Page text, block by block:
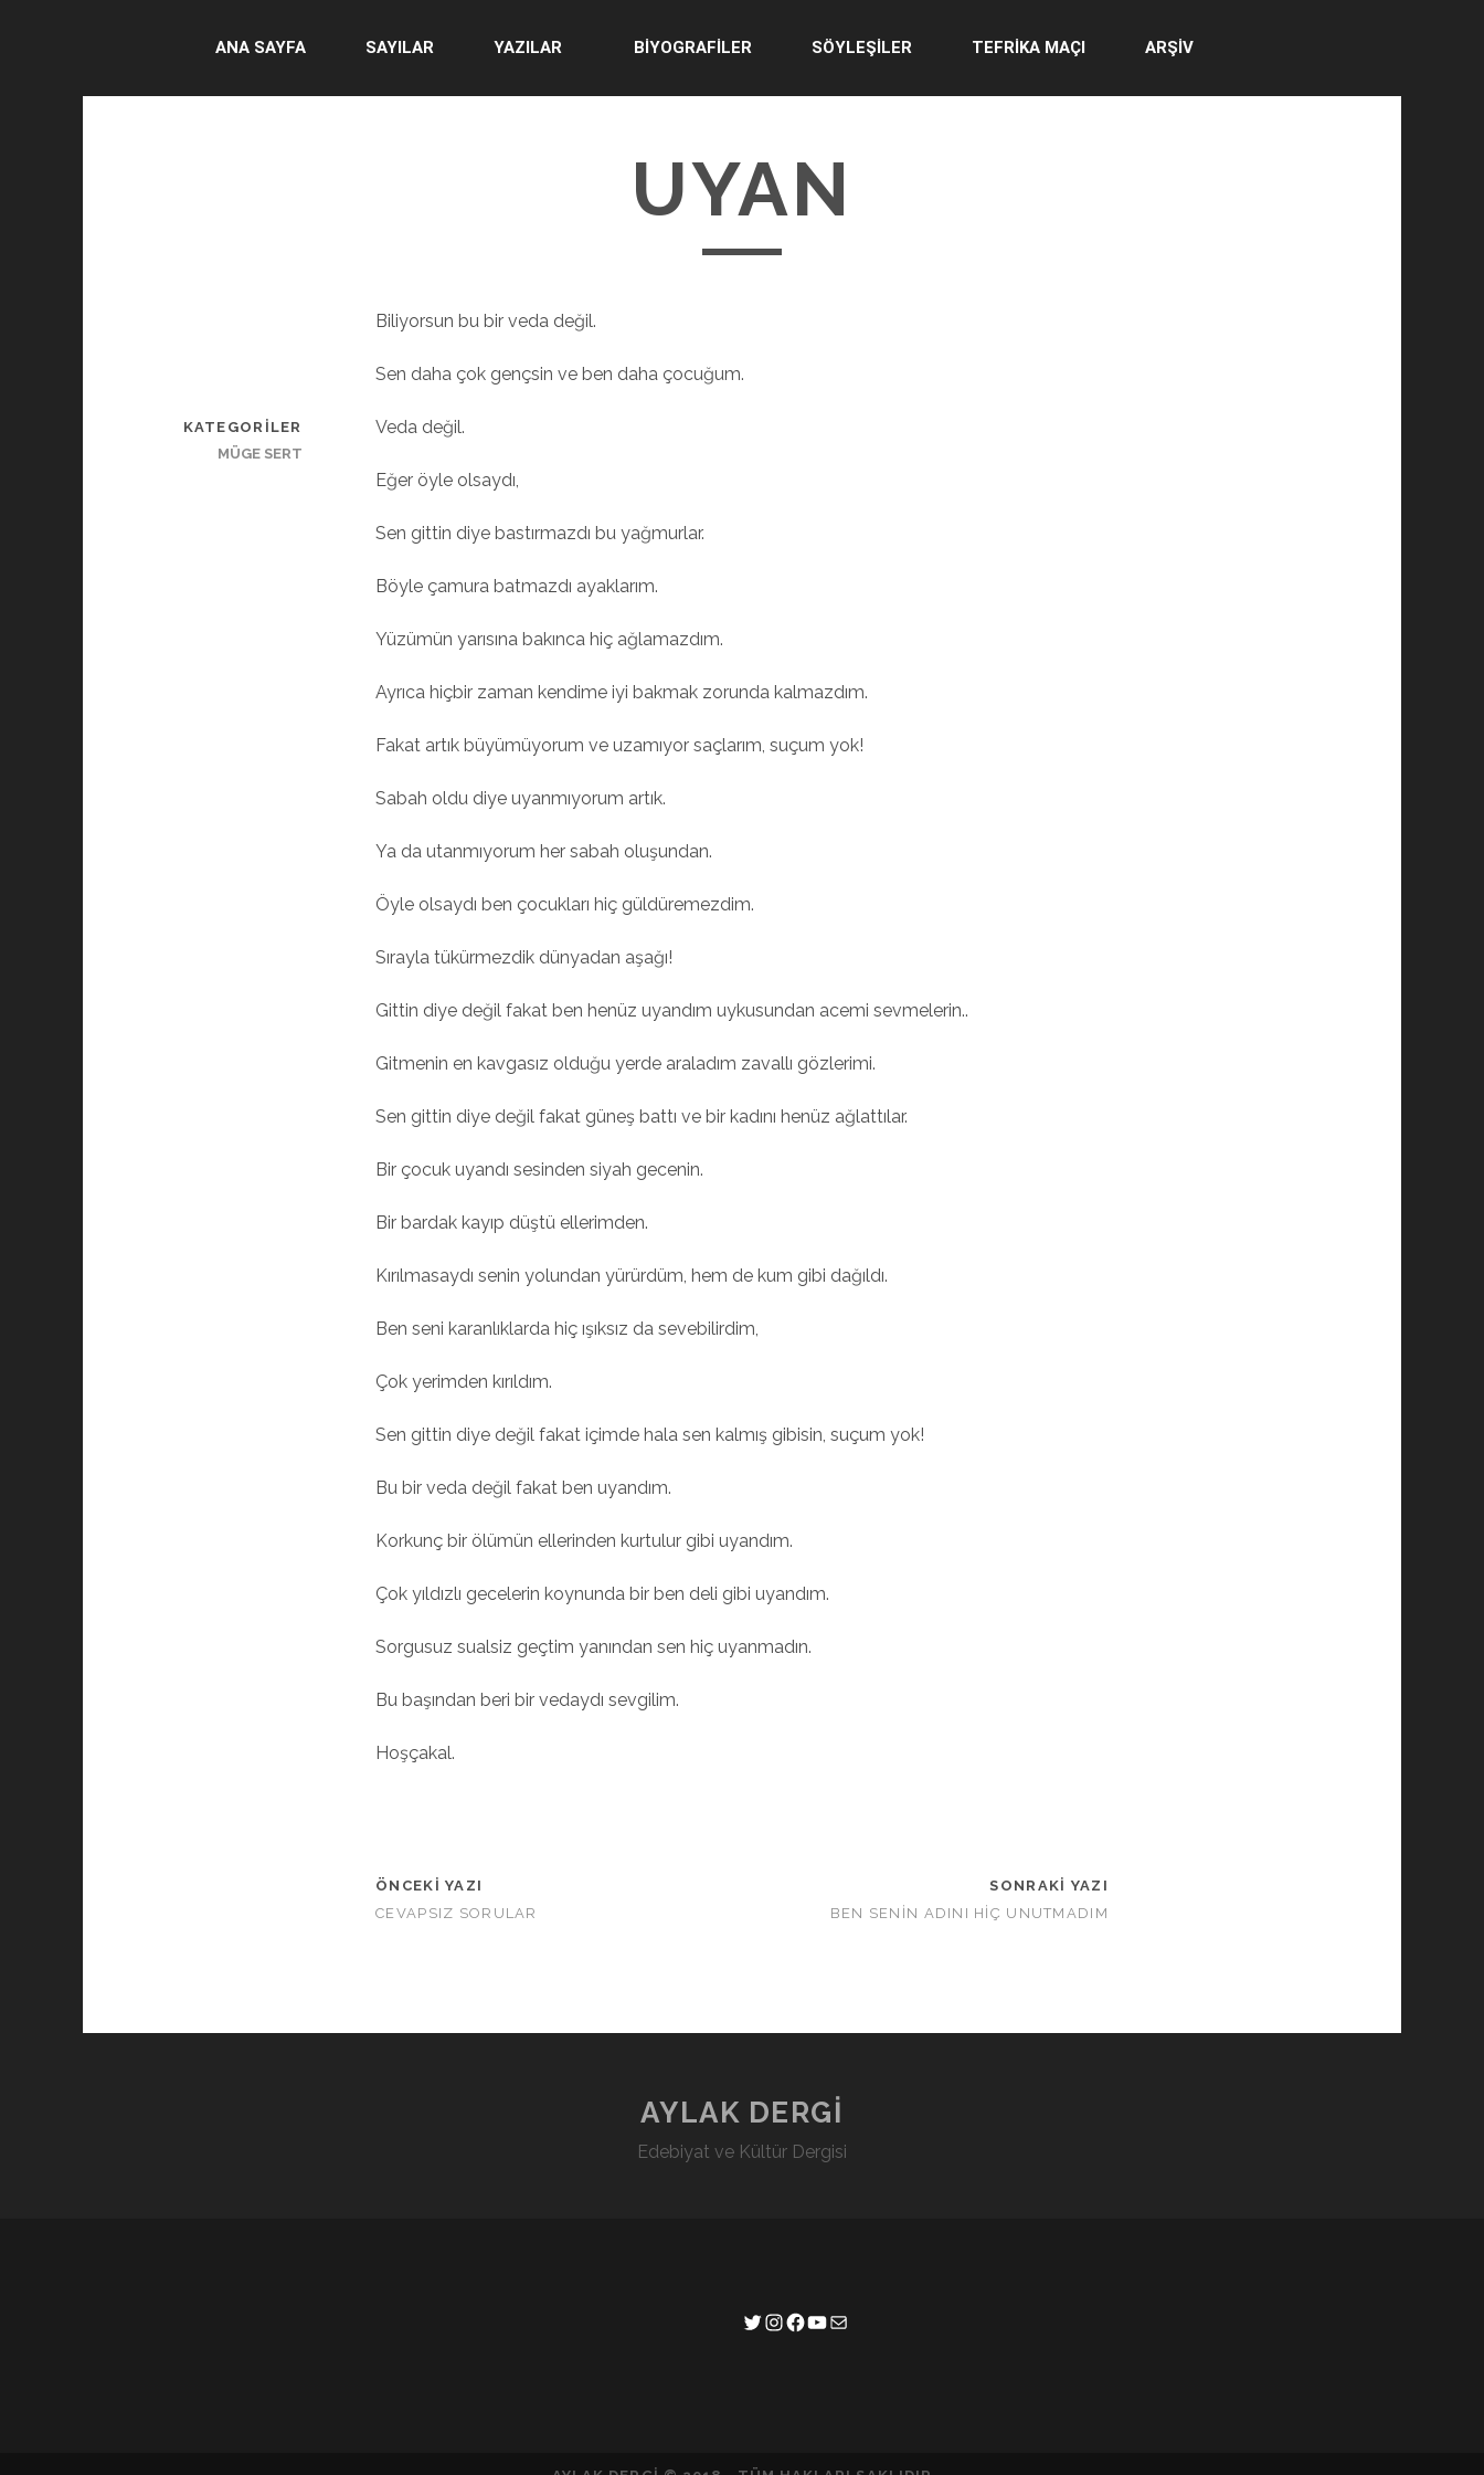
ANA SAYFA SAYILAR YAZILAR BİYOGRAFİLER SÖYLEŞİLER TEFRİKA MAÇI ARŞİV
UYAN
Biliyorsun bu bir veda değil.
Sen daha çok gençsin ve ben daha çocuğum.
Veda değil.
Eğer öyle olsaydı,
Sen gittin diye bastırmazdı bu yağmurlar.
Böyle çamura batmazdı ayaklarım.
Yüzümün yarısına bakınca hiç ağlamazdım.
Ayrıca hiçbir zaman kendime iyi bakmak zorunda kalmazdım.
Fakat artık büyümüyorum ve uzamıyor saçlarım, suçum yok!
Sabah oldu diye uyanmıyorum artık.
Ya da utanmıyorum her sabah oluşundan.
Öyle olsaydı ben çocukları hiç güldüremezdim.
Sırayla tükürmezdik dünyadan aşağı!
Gittin diye değil fakat ben henüz uyandım uykusundan acemi sevmelerin..
Gitmenin en kavgasız olduğu yerde araladım zavallı gözlerimi.
Sen gittin diye değil fakat güneş battı ve bir kadını henüz ağlattılar.
Bir çocuk uyandı sesinden siyah gecenin.
Bir bardak kayıp düştü ellerimden.
Kırılmasaydı senin yolundan yürürdüm, hem de kum gibi dağıldı.
Ben seni karanlıklarda hiç ışıksız da sevebilirdim,
Çok yerimden kırıldım.
Sen gittin diye değil fakat içimde hala sen kalmış gibisin, suçum yok!
Bu bir veda değil fakat ben uyandım.
Korkunç bir ölümün ellerinden kurtulur gibi uyandım.
Çok yıldızlı gecelerin koynunda bir ben deli gibi uyandım.
Sorgusuz sualsiz geçtim yanından sen hiç uyanmadın.
Bu başından beri bir vedaydı sevgilim.
Hoşçakal.
ÖNCEKI YAZI
CEVAPSIZ SORULAR
SONRAKI YAZI
BEN SENİN ADINI HİÇ UNUTMADIM
KATEGORILER
MÜGE SERT
AYLAK DERGİ
Edebiyat ve Kültür Dergisi